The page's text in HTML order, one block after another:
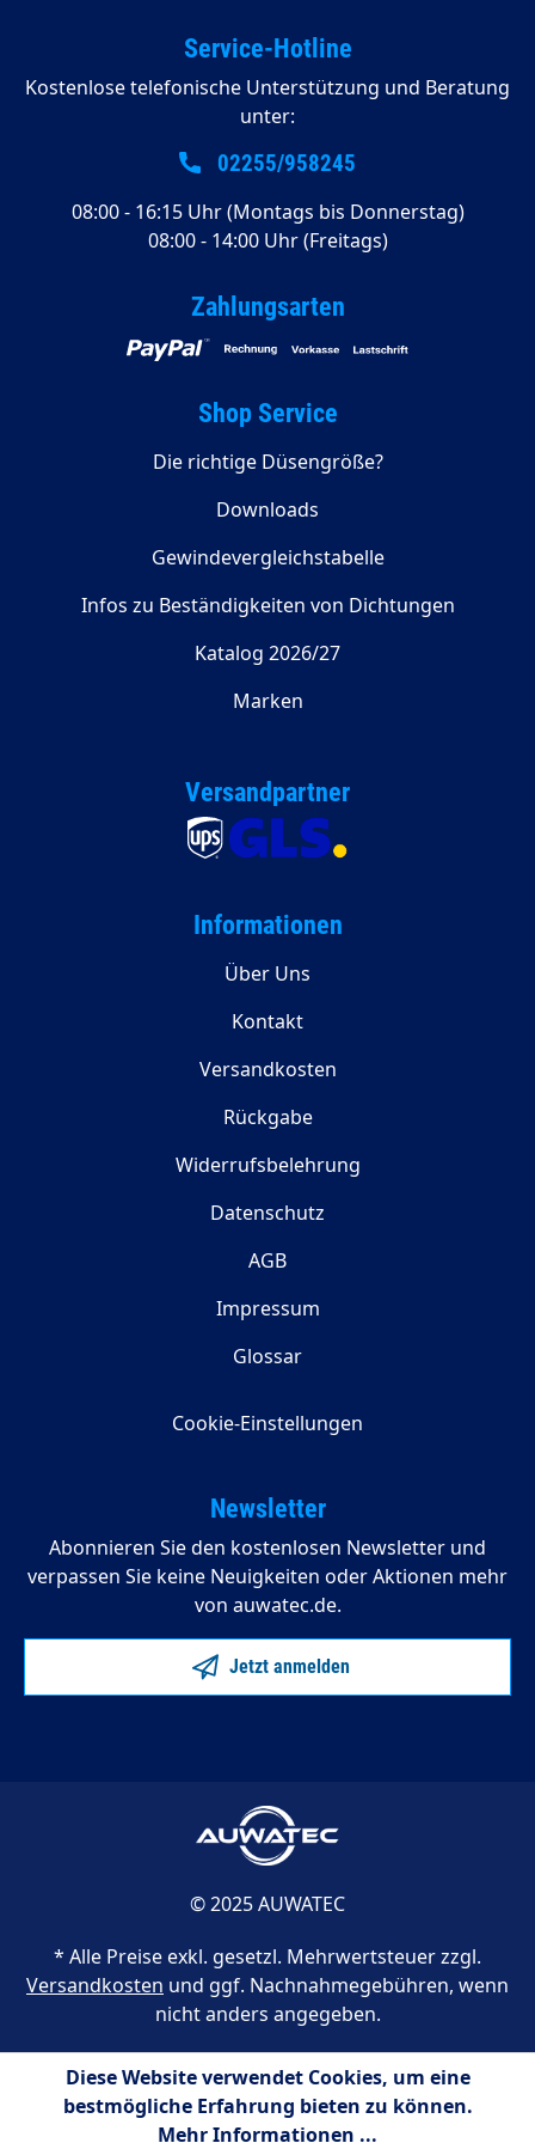
Service-Hotline
Kostenlose telefonische Unterstützung und Beratung
unter:
02255/958245
08:00 - 16:15 Uhr (Montags bis Donnerstag)
08:00 - 14:00 Uhr (Freitags)
Zahlungsarten
Shop Service
Die richtige Düsengröße?
Downloads
Gewindevergleichstabelle
Infos zu Beständigkeiten von Dichtungen
Katalog 2026/27
Marken
Versandpartner
Informationen
Über Uns
Kontakt
Versandkosten
Rückgabe
Widerrufsbelehrung
Datenschutz
AGB
Impressum
Glossar
Cookie-Einstellungen
Newsletter
Abonnieren Sie den kostenlosen Newsletter und
verpassen Sie keine Neuigkeiten oder Aktionen mehr
von auwatec.de.
Jetzt anmelden
© 2025 AUWATEC
* Alle Preise exkl. gesetzl. Mehrwertsteuer zzgl.
Versandkosten und ggf. Nachnahmegebühren, wenn
nicht anders angegeben.
Diese Website verwendet Cookies, um eine
bestmögliche Erfahrung bieten zu können.
Mehr Informationen ...